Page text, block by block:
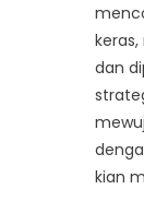
dan
kian